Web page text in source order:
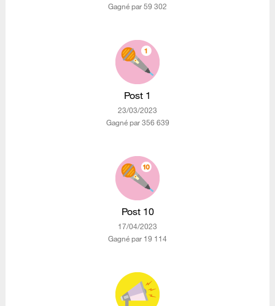
Gagné par 59 302
Post 1
‎23/03/2023
Gagné par 356 639
Post 10
‎17/04/2023
Gagné par 19 114